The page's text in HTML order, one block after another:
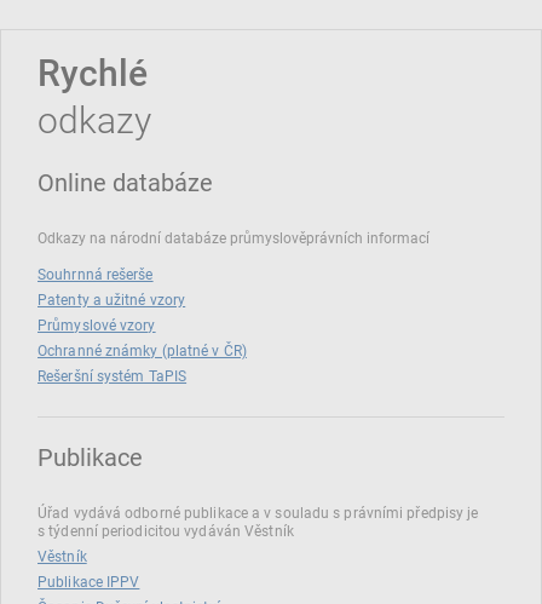
Rychlé
odkazy
Online databáze
Odkazy na národní databáze průmyslověprávních informací
Souhrnná rešerše
Patenty a užitné vzory
Průmyslové vzory
Ochranné známky (platné v ČR)
Rešeršní systém TaPIS
Publikace
Úřad vydává odborné publikace a v souladu s právními předpisy je
s týdenní periodicitou vydáván Věstník
Věstník
Publikace IPPV